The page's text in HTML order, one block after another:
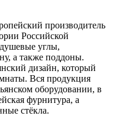
производитель
Российской
углы,
а также поддоны.
дизайн, который
Вся продукция
оборудовании, в
фурнитура, а
стёкла.